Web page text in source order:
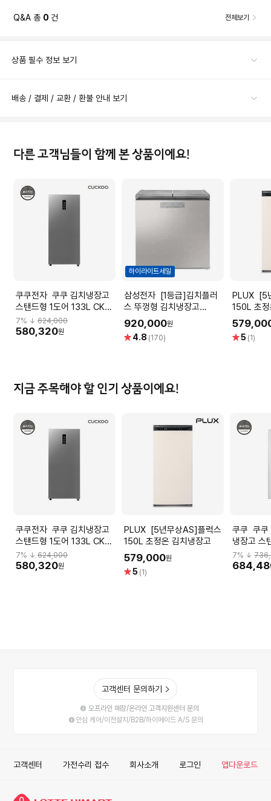
Q&A 총 0 건 전체보기
상품 필수 정보 보기
배송 / 결제 / 교환 / 환불 안내 보기
다른 고객님들이 함께 본 상품이에요!
쿠쿠전자 쿠쿠 김치냉장고
스탠드형 1도어 133L CKR-
ANLD1410MS (대용량
9.7L
7% ↓ 624,000
580,320원
하이라이트세일
삼성전자 [1등급]김치플러
스 뚜껑형 김치냉장고
RP22C3111Z1 (221L, 실버,
1등급)
920,000원
별 4.8 (170)
PLUX [5년무상AS]플럭스
150L 초
별5 (1)
지금 주목해야 할 인기 상품이에요!
쿠쿠전자 쿠쿠 김치냉장고
스탠드형 1도어 133L CKR-
ANLD1410MS (대용량
9.7L
7% ↓ 624,000
580,320원
PLUX [5년무상AS]플럭스
150L 초정온 김치냉장고
579,000원
별5 (1)
쿠쿠 쿠쿠 미식 컬렉션 김치
냉장고 스
CKR-
이트 유광
7% ↓
고객센터 문의하기
오프라인 매장/온라인 고객지원센터 문의
안심 케어/이전설치/B2B/하이메이드 A/S 문의
고객센터 가전수리 접수 회사소개 로그인 앱다운로드